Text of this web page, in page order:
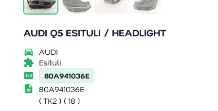
AUDI Q5 ESITULI / HEADLIGHT
directions_car AUDI
extension Esituli
pin 80A941036E
description
80A941036E
( TK2 ) ( 18 )